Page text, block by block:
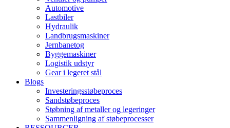
Automotive
Lastbiler
Hydraulik
Landbrugsmaskiner
Jernbanetog
Byggemaskiner
Logistik udstyr
Gear i legeret stål
Blogs
Investeringsstøbeproces
Sandstøbeproces
Støbning af metaller og legeringer
Sammenligning af støbeprocesser